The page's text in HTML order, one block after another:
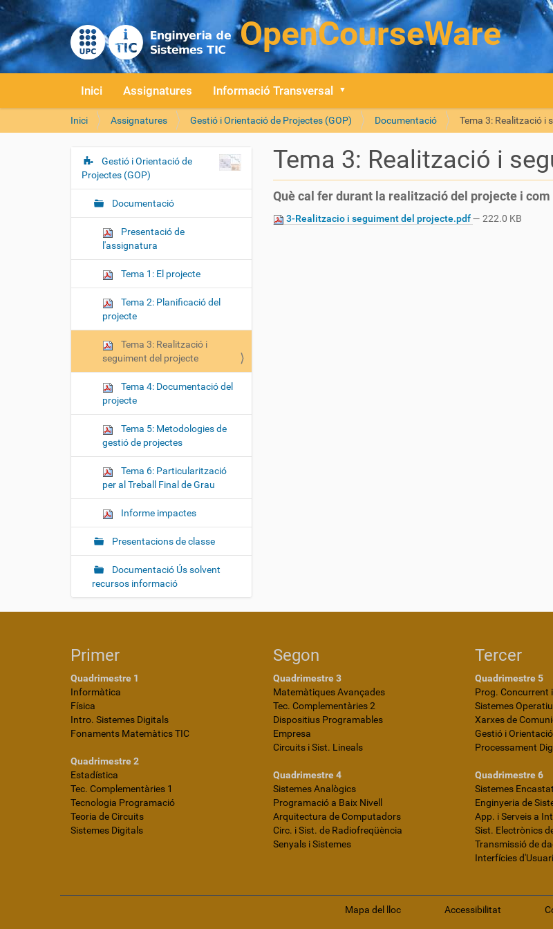
Inici Assignatures Informació Transversal
S
o
u
Inici Assignatures Gestió i Orientació de Projectes (GOP) Documentació Tema 3: Realització i
Tema 3: Realització i
Què cal fer durant la realització del projecte i
3-Realitzacio i seguiment del projecte.pdf— 222.0 KB
N
a
e
i
Gestió i Orientació de
Projectes (GOP)
Documentació
Presentació de
l'assignatura
Tema 1: El projecte
Tema 2: Planificació del
projecte
Tema 3: Realització i
seguiment del projecte
Tema 4: Documentació del
projecte
Tema 5: Metodologies de
gestió de projectes
Tema 6: Particularització
per al Treball Final de Grau
Informe impactes
Presentacions de classe
Documentació Ús solvent
recursos informació
Primer
Quadrimestre 1
Informàtica
Física
Intro. Sistemes Digitals
Fonaments Matemàtics TIC
Quadrimestre 2
Estadística
Tec. Complementàries 1
Tecnologia Programació
Teoria de Circuits
Sistemes Digitals
Segon
Quadrimestre 3
Matemàtiques Avançades
Tec. Complementàries 2
Dispositius Programables
Empresa
Circuits i Sist. Lineals
Quadrimestre 4
Sistemes Analògics
Programació a Baix Nivell
Arquitectura de Computadors
Circ. i Sist. de Radiofreqüència
Senyals i Sistemes
Tercer
Quadrimestre 5
Prog. Concurrent i
Sistemes
Xarxes de
Gestió i
Processament
Quadrimestre 6
Sistemes
Enginyeria de
App. i Serveis a
Sist. Electrònics
Transmissió de
Interfícies d'Usuari
Mapa del lloc Accessibilitat